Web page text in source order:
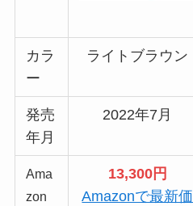
カラ
ー
ライトブラウン
発売
年月
2022年7月
Ama
zon
13,300円
Amazonで最新価